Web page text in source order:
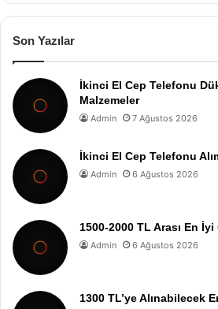
Son Yazılar
İkinci El Cep Telefonu
Malzemeler
Admin 7 Ağustos 2026
İkinci El Cep Telefonu
Admin 6 Ağustos 2026
1500-2000 TL Arası En
Admin 6 Ağustos 2026
1300 TL’ye Alınabilecek